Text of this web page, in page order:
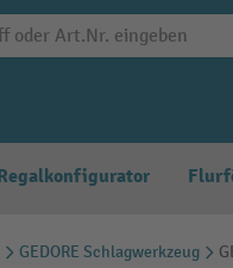
GEDORE Schlagwerkzeug